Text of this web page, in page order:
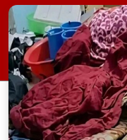
(বুয়েট) অধ্যাপক
তিনি পরিবারের
মিথ্যা বলে দাবি
গণমাধ্যমে